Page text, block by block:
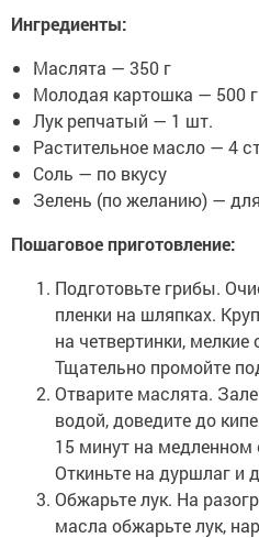
Ингредиенты:
Маслята — 350 г
Молодая картошка — 500
Лук репчатый — 1 шт.
Растительное масло — 4
Соль — по вкусу
Зелень (по желанию) —
Пошаговое приготовление:
Подготовьте грибы.
пленки на шляпках.
на четвертинки,
Тщательно промойте
Отварите маслята.
водой, доведите до
15 минут на медленном
Откиньте на дуршлаг и
Обжарьте лук. На
масла обжарьте лук,